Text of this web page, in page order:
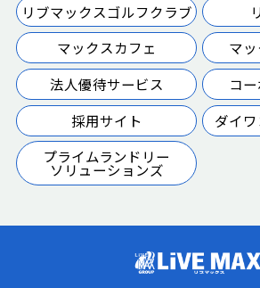
リブマックスゴルフクラブ
マックスカフェ
マ
法人優待サービス
コ
採用サイト
ダイ
プライムランドリー
ソリューションズ